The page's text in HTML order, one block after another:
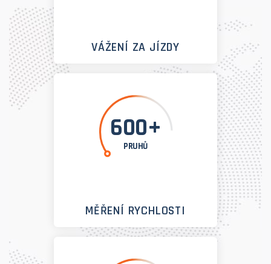
VÁŽENÍ ZA JÍZDY
600+
PRUHŮ
MĚŘENÍ RYCHLOSTI